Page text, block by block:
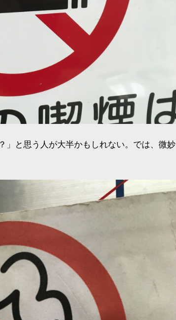
」と思う人が大半かもしれない。では、微妙